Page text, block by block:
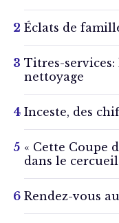
Éclats de
Titres-
nettoyage
Inceste, des
« Cette Coupe
dans le
Rendez-vous